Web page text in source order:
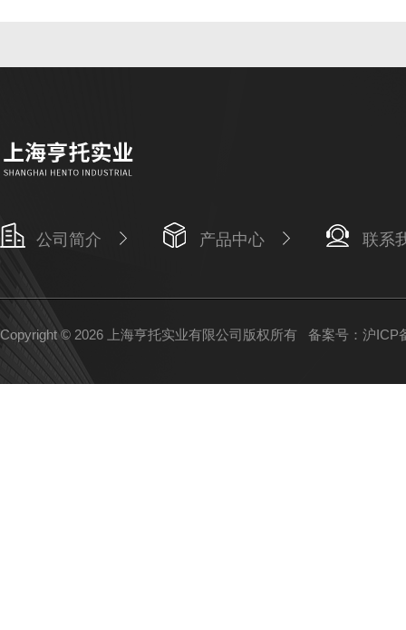
公司简介 产品中心 联系
Copyright © 2026 上海亨托实业有限公司版权所有 备案号：沪ICP